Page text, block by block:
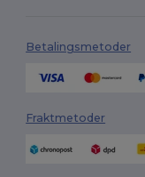
Betalingsmetoder
Fraktmetoder